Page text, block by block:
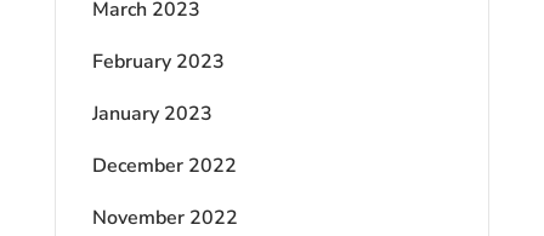
March 2023
February 2023
January 2023
December 2022
November 2022